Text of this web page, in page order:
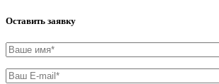
Оставить заявку